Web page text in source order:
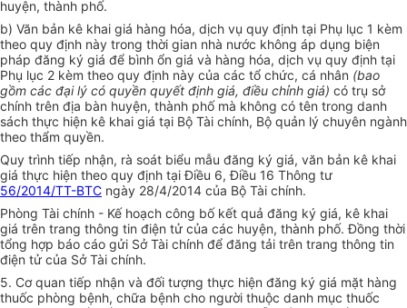
huyện, thành phố.
b) Văn bản kê khai giá hàng hóa, dịch vụ quy định tại Phụ lục 1 kèm
theo quy định này trong thời gian nhà nước không áp dụng biện
pháp đăng ký giá để bình ổn giá và hàng hóa, dịch vụ quy định tại
Phụ lục 2 kèm theo quy định này của các tổ chức, cá nhân (bao
gồm các đại lý có quyền quyết định giá, điều chỉnh giá) có trụ sở
chính trên địa bàn huyện, thành phố mà không có tên trong danh
sách thực hiện kê khai giá tại Bộ Tài chính, Bộ quản lý chuyên ngành
theo thẩm quyền.
Quy trình tiếp nhận, rà soát biểu mẫu đăng ký giá, văn bản kê khai
giá thực hiện theo quy định tại Điều 6, Điều 16 Thông tư
56/2014/TT-BTC ngày 28/4/2014 của Bộ Tài chính.
Phòng Tài chính - Kế hoạch công bố kết quả đăng ký giá, kê khai
giá trên trang thông tin điện tử của các huyện, thành phố. Đồng thời
tổng hợp báo cáo gửi Sở Tài chính để đăng tải trên trang thông tin
điện tử của Sở Tài chính.
5. Cơ quan tiếp nhận và đối tượng thực hiện đăng ký giá mặt hàng
thuốc phòng bệnh, chữa bệnh cho người thuộc danh mục thuốc